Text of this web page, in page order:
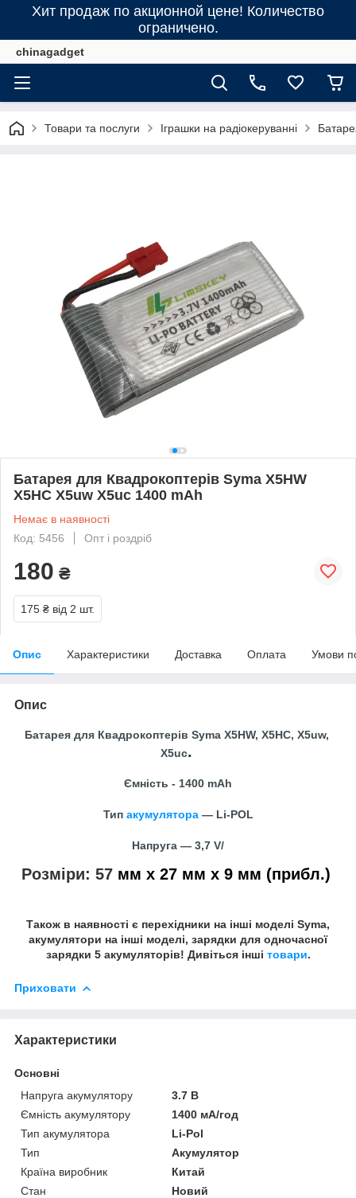
Хит продаж по акционной цене! Количество
ограничено.
chinagadget
Товари та послуги Іграшки на радіокеруванні
Батарея для Квадрокоптерів Syma X5HW
X5HC X5uw X5uc 1400 mAh
Немає в наявності
Код: 5456
Опт і роздріб
180 ₴
175 ₴ від 2 шт.
Опис Характеристики Доставка Оплата Умови
Опис
Батарея для Квадрокоптерів Syma X5HW, X5HC, X5uw,
X5uc.
Ємність - 1400 mAh
Тип акумулятора— Li-POL
Напруга — 3,7 V/
Розміри: 57мм х 27 мм х 9 мм (прибл.)
Також в наявності є перехідники на інші моделі Syma,
акумулятори на інші моделі, зарядки для одночасної
зарядки 5 акумуляторів! Дивіться інші товари.
Приховати
Характеристики
Основні
Напруга акумулятору
3.7 В
Ємність акумулятору
1400 мА/год
Тип акумулятора
Li-Pol
Тип
Акумулятор
Країна виробник
Китай
Стан
Новий